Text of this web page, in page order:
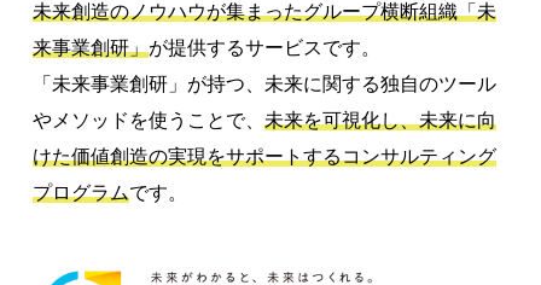
未来創造のノウハウが集まったグループ横断組織「未
来事業創研」が提供するサービスです。
「未来事業創研」が持つ、未来に関する独自のツール
やメソッドを使うことで、 未来を可視化し、未来に向
けた価値創造の実現をサポートするコンサルティング
プログラムです。